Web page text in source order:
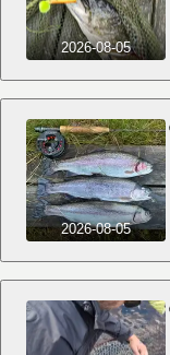
2026-08-05
2026-08-05